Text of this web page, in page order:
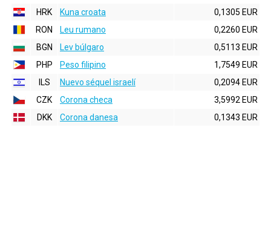
HRK
Kuna croata
0,1305 EUR
RON
Leu rumano
0,2260 EUR
BGN
Lev búlgaro
0,5113 EUR
PHP
Peso filipino
1,7549 EUR
ILS
Nuevo séquel israelí
0,2094 EUR
CZK
Corona checa
3,5992 EUR
DKK
Corona danesa 0,1343 EUR